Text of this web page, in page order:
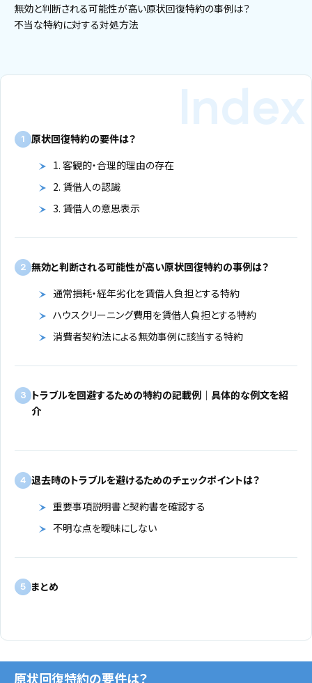
無効と判断される可能性が高い原状回復特約の事例は？
不当な特約に対する対処方法
1 原状回復特約の要件は？
1. 客観的・合理的理由の存在
2. 賃借人の認識
3. 賃借人の意思表示
2 無効と判断される可能性が高い原状回復特約の事例は？
通常損耗・経年劣化を賃借人負担とする特約
ハウスクリーニング費用を賃借人負担とする特約
消費者契約法による無効事例に該当する特約
3 トラブルを回避するための特約の記載例｜具体的な例文を紹
介
4 退去時のトラブルを避けるためのチェックポイントは？
重要事項説明書と契約書を確認する
不明な点を曖昧にしない
5 まとめ
原状回復特約の要件は？